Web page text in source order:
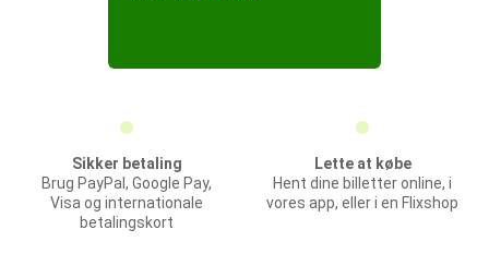
Sikker betaling
Brug PayPal, Google Pay,
Visa og internationale
betalingskort
Lette at købe
Hent dine billetter online, i
vores app, eller i en Flixshop